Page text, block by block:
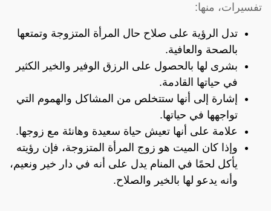
تفسيرات، منها:
تدل الرؤية على صلاح حال المرأة المتزوجة وتمتعها
بالصحة والعافية.
بشرى لها بالحصول على الرزق الوفير والخير الكثير
في حياتها القادمة.
إشارة إلى أنها ستتخلص من المشاكل والهموم التي
تواجهها في حياتها.
علامة على أنها تعيش حياة سعيدة وهانئة مع زوجها.
وإذا كان الميت هو زوج المرأة المتزوجة، فإن رؤيته
يأكل لحمًا في المنام يدل على أنه في دار خير ونعيم،
وأنه يدعو لها بالخير والصلاح.